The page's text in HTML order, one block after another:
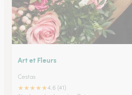
Art et Fleurs
Cestas
★★★★★4.6 (41)